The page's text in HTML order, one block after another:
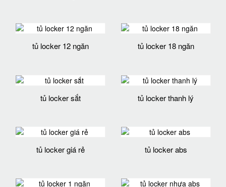
tủ locker 12 ngăn tủ locker 18 ngăn
tủ locker sắt tủ locker thanh lý
tủ locker giá rẻ tủ locker abs